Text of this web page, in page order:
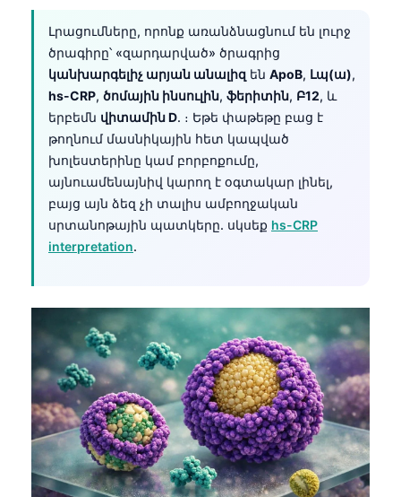
Լրացումները, որոնք առանձնացնում են լուրջ
ծրագիրը՝ «զարդարված» ծրագրից
կանխարգելիչ արյան անալիզ են ApoB, Լպ(ա),
hs-CRP, ծոմային ինսուլին, ֆերիտին, Բ12, և
երբեմն վիտամին D. ։ Եթե փաթեթը բաց է
թողնում մասնիկային հետ կապված
խոլեստերինը կամ բորբոքումը,
այնուամենայնիվ կարող է օգտակար լինել,
բայց այն ձեզ չի տալիս ամբողջական
սրտանոթային պատկերը. սկսեք hs-CRP
interpretation.